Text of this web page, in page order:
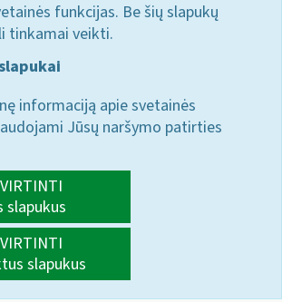
funkcijas. Be šių slapukų
tinkamai veikti.
informaciją apie svetainės
Jūsų naršymo patirties
slapukus
slapukus